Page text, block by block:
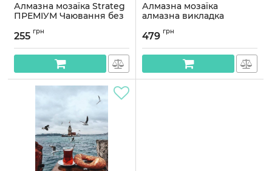
Алмазна мозаїка Strateg
ПРЕМІУМ Чаювання без
40х50 см (ZAV4050-4)
Артикул:ZAV4050-4
255 грн
Алмазна мозаїка
алмазна викладка
OG00403SS
Артикул:OG00403SS
479 грн